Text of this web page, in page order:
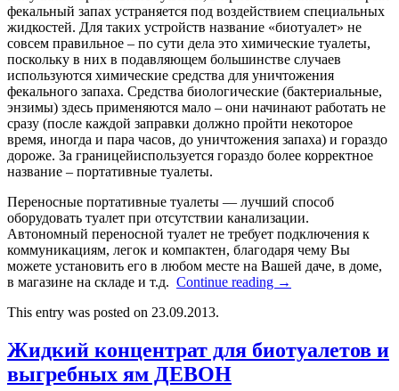
фекальный запах устраняется под воздействием специальных
жидкостей. Для таких устройств название «биотуалет» не
совсем правильное – по сути дела это химические туалеты,
поскольку в них в подавляющем большинстве случаев
используются химические средства для уничтожения
фекального запаха. Средства биологические (бактериальные,
энзимы) здесь применяются мало – они начинают работать не
сразу (после каждой заправки должно пройти некоторое
время, иногда и пара часов, до уничтожения запаха) и гораздо
дороже. За границейиспользуется гораздо более корректное
название – портативные туалеты.
Переносные портативные туалеты — лучший способ
оборудовать туалет при отсутствии канализации.
Автономный переносной туалет не требует подключения к
коммуникациям, легок и компактен, благодаря чему Вы
можете установить его в любом месте на Вашей даче, в доме,
в магазине на складе и т.д. Continue reading →
This entry was posted on 23.09.2013.
Жидкий концентрат для биотуалетов и
выгребных ям ДЕВОН